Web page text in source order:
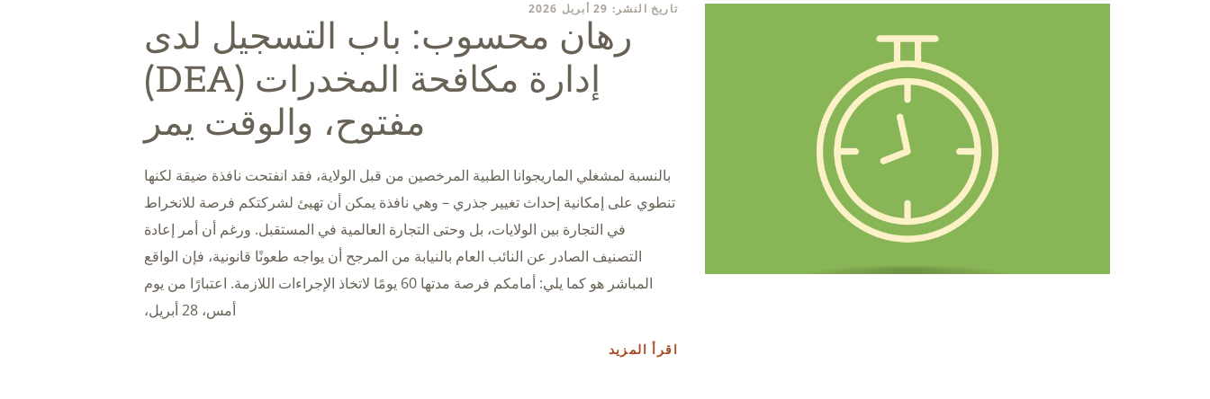
تاريخ النشر: 29 أبريل 2026
رهان محسوب: باب التسجيل لدى
إدارة مكافحة المخدرات (DEA)
مفتوح، والوقت يمر
بالنسبة لمشغلي الماريجوانا الطبية المرخصين من قبل الولاية، فقد انفتحت نافذة ضيقة لكنها
تنطوي على إمكانية إحداث تغيير جذري – وهي نافذة يمكن أن تهيئ لشركتكم فرصة للانخراط
في التجارة بين الولايات، بل وحتى التجارة العالمية في المستقبل. ورغم أن أمر إعادة
التصنيف الصادر عن النائب العام بالنيابة من المرجح أن يواجه طعونًا قانونية، فإن الواقع
المباشر هو كما يلي: أمامكم فرصة مدتها 60 يومًا لاتخاذ الإجراءات اللازمة. اعتبارًا من يوم
أمس، 28 أبريل،
اقرأ المزيد